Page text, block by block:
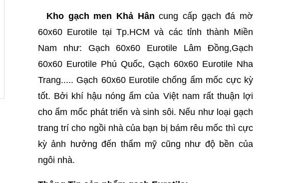
Kho gạch men Khả Hân cung cấp gạch đá mờ
60x60 Eurotile tại Tp.HCM và các tỉnh thành Miền
Nam như: Gạch 60x60 Eurotile Lâm Đồng,Gạch
60x60 EurotilePhú Quốc, Gạch 60x60 Eurotile Nha
Trang..... Gạch 60x60 Eurotile chống ẩm mốc cực kỳ
tốt. Bởi khí hậu nóng ẩm của Việt nam rất thuận lợi
cho ẩm mốc phát triển và sinh sôi. Nếu như loại gạch
trang trí cho ngồi nhà của bạn bị bám rêu mốc thì cực
kỳ ảnh hưởng đến thẩm mỹ cũng như độ bền của
ngôi nhà.